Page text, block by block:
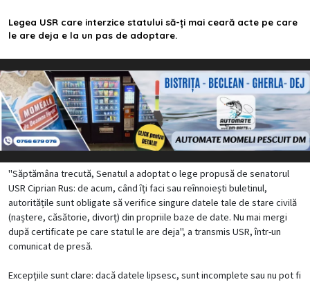
Legea USR care interzice statului să-ți mai ceară acte pe care
le are deja e la un pas de adoptare.
"Săptămâna trecută, Senatul a adoptat o lege propusă de senatorul
USR Ciprian Rus: de acum, când îți faci sau reînnoiești buletinul,
autoritățile sunt obligate să verifice singure datele tale de stare civilă
(naștere, căsătorie, divorț) din propriile baze de date. Nu mai mergi
după certificate pe care statul le are deja", a transmis USR, într-un
comunicat de presă.
Excepțiile sunt clare: dacă datele lipsesc, sunt incomplete sau nu pot fi